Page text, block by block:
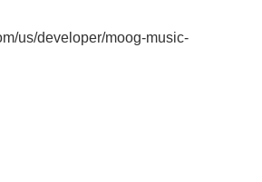
us/developer/moog-music-